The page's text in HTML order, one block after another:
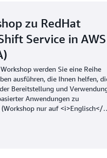
zu RedHat
Service in AWS
werden Sie eine Reihe
ausführen, die Ihnen helfen,
Bereitstellung und
Anwendungen zu
nur auf <i>Englisch</i>